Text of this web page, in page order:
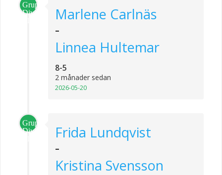
Grupp
Division
Marlene Carlnäs
-
Linnea Hultemar
8-5
2 månader sedan
2026-05-20
Grupp
Division
Frida Lundqvist
-
Kristina Svensson